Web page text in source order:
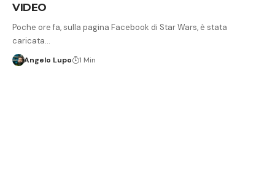
VIDEO
Poche ore fa, sulla pagina Facebook di Star Wars, è stata
caricata…
Angelo Lupo 1 Min